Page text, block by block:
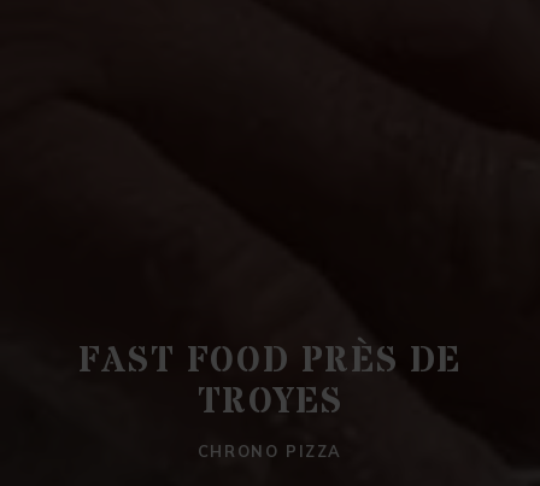
FAST FOOD PRÈS DE
TROYES
CHRONO PIZZA